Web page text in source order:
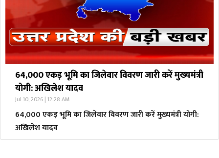
64,000 एकड़ भूमि का जिलेवार विवरण जारी करें मुख्यमंत्री
योगी: अखिलेश यादव
Jul 10, 2026 | 12:28 AM
64,000 एकड़ भूमि का जिलेवार विवरण जारी करें मुख्यमंत्री योगी:
अखिलेश यादव